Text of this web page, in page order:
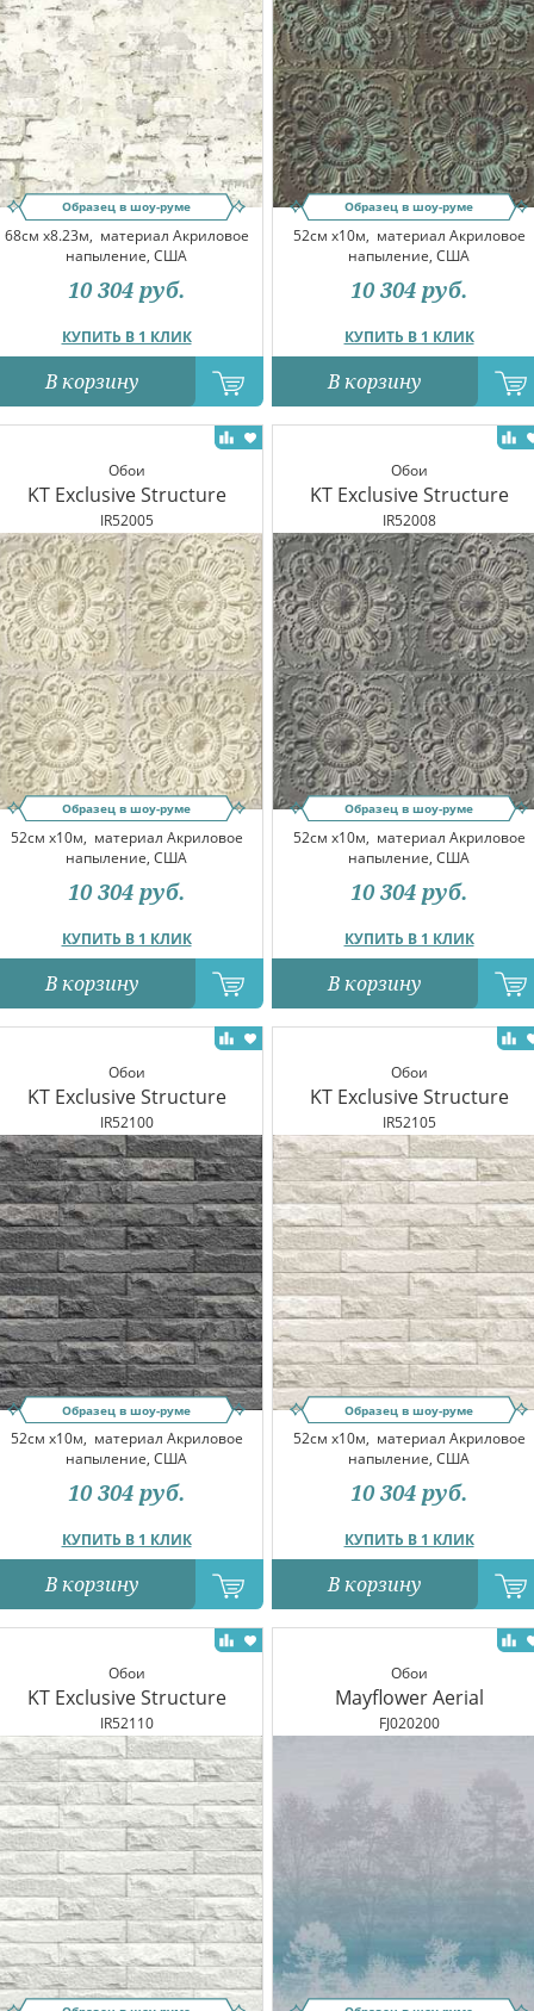
Образец в шоу-руме
68см x8.23м, материал Акриловое
напыление, США
КУПИТЬ В 1 КЛИК
10 304 руб.
В корзину
Образец в шоу-руме
52см x10м, материал Акриловое
напыление, США
КУПИТЬ В 1 КЛИК
10 304 руб.
В корзину
Обои
KT Exclusive Structure
IR52005
Образец в шоу-руме
52см x10м, материал Акриловое
напыление, США
КУПИТЬ В 1 КЛИК
10 304 руб.
В корзину
Обои
KT Exclusive Structure
IR52008
Образец в шоу-руме
52см x10м, материал Акриловое
напыление, США
КУПИТЬ В 1 КЛИК
10 304 руб.
В корзину
Обои
KT Exclusive Structure
IR52100
Образец в шоу-руме
52см x10м, материал Акриловое
напыление, США
КУПИТЬ В 1 КЛИК
10 304 руб.
В корзину
Обои
KT Exclusive Structure
IR52105
Образец в шоу-руме
52см x10м, материал Акриловое
напыление, США
КУПИТЬ В 1 КЛИК
10 304 руб.
В корзину
Обои
KT Exclusive Structure
IR52110
Обои
Mayflower Aerial
FJ020200